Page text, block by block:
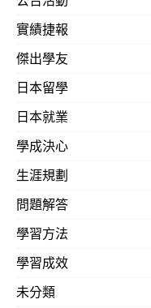
實績捷報
傑出學友
日本留學
日本就業
學成決心
生涯規劃
問題解答
學習方法
學習成效
未分類